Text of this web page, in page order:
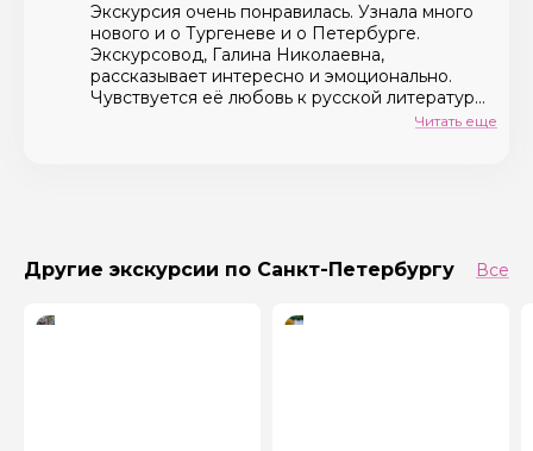
Экскурсия очень понравилась. Узнала много
нового и о Тургеневе и о Петербурге.
Экскурсовод, Галина Николаевна,
рассказывает интересно и эмоционально.
Чувствуется её любовь к русской литературе
и глубокие познания в этой области. Большое
Читать еще
Другие экскурсии по Санкт-Петербургу Все